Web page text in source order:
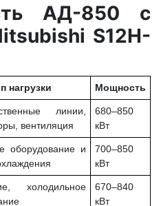
АД-850 с
S12H-
нагрузки Мощность
линии,
вентиляция
680–850
кВт
оборудование и
700–850
кВт
холодильное
670–840
кВт